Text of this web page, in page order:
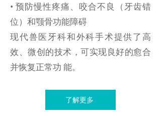
• 预防慢性疼痛、咬合不良（牙齿错
位）和颚骨功能障碍
现代兽医牙科和外科手术提供了高
效、微创的技术，可实现良好的愈合
并恢复正常功 能。
了解更多